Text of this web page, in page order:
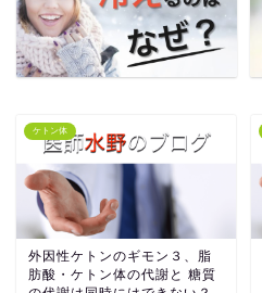
ケトン体
外因性ケトンのギモン３、脂
肪酸・ケトン体の代謝と 糖質